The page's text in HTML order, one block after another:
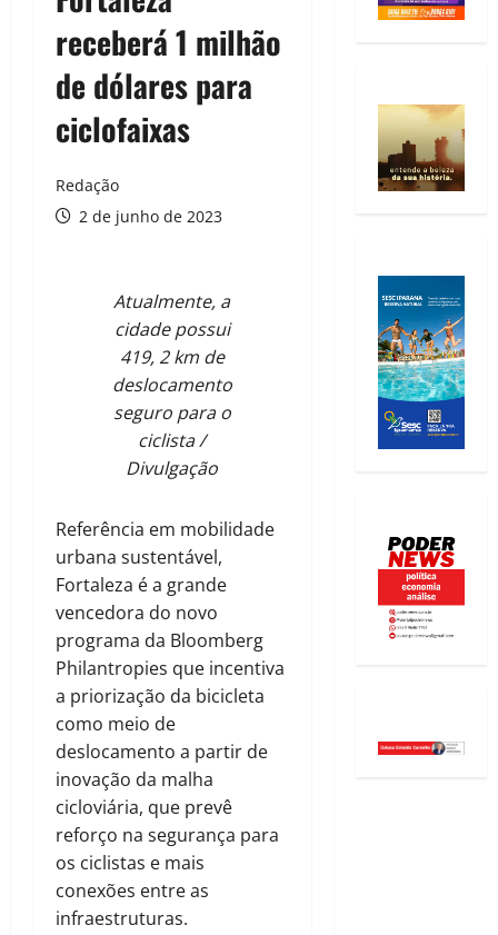
receberá 1 milhão
de dólares para
ciclofaixas
Redação
2 de junho de 2023
Atualmente, a
cidade possui
419, 2 km de
deslocamento
seguro para o
ciclista /
Divulgação
Referência em mobilidade
urbana sustentável,
Fortaleza é a grande
vencedora do novo
programa da Bloomberg
Philantropies que incentiva
a priorização da bicicleta
como meio de
deslocamento a partir de
inovação da malha
cicloviária, que prevê
reforço na segurança para
os ciclistas e mais
conexões entre as
infraestruturas.